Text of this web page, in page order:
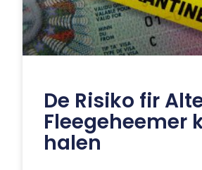
De Risiko fir
Fleegeheemer
halen